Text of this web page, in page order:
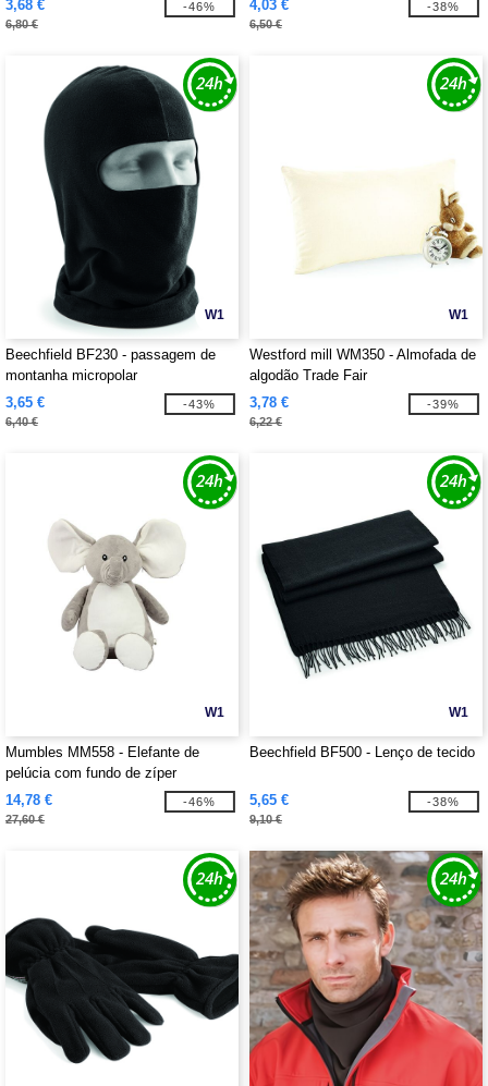
3,68 €
6,80 €
-46% 4,03 €
6,50 €
-38%
W1
Beechfield BF230 - passagem de
montanha micropolar
3,65 €
6,40 €
-43%
W1
Westford mill WM350 - Almofada de
algodão Trade Fair
3,78 €
6,22 €
-39%
W1
Mumbles MM558 - Elefante de
pelúcia com fundo de zíper
14,78 €
27,60 €
-46%
W1
Beechfield BF500 - Lenço de tecido
5,65 €
9,10 €
-38%